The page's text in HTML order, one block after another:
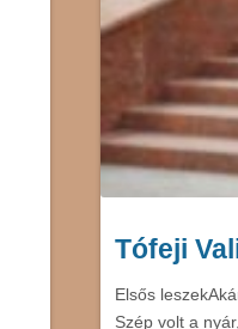
Tófeji
Elsős
Szép volt a